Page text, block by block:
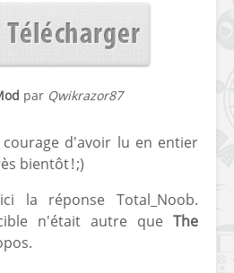
par Qwikrazor87
d'avoir lu en entier
bientôt ! ;)
la réponse Total_Noob.
n'était autre que The